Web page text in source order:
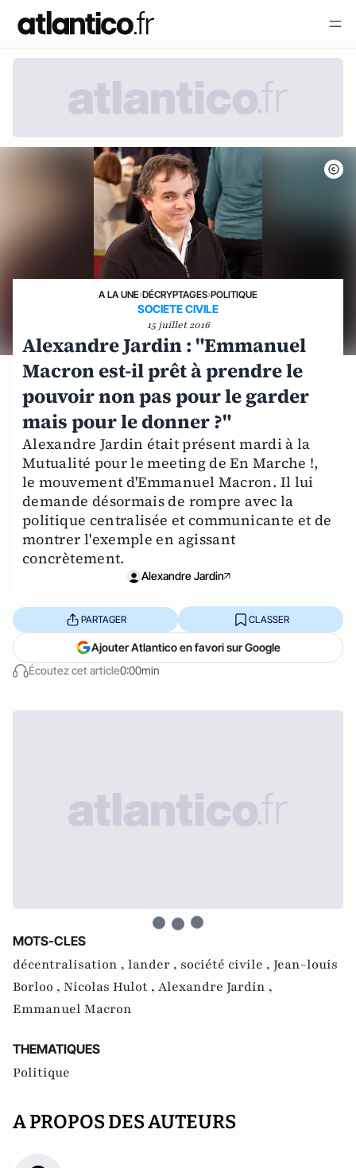
A LA UNE›DÉCRYPTAGES›POLITIQUE
SOCIETE CIVILE
15 juillet 2016
Alexandre Jardin : "Emmanuel
Macron est-il prêt à prendre le
pouvoir non pas pour le garder
mais pour le donner ?"
Alexandre Jardin était présent mardi à la
Mutualité pour le meeting de En Marche !,
le mouvement d'Emmanuel Macron. Il lui
demande désormais de rompre avec la
politique centralisée et communicante et de
montrer l'exemple en agissant
concrètement.
Alexandre Jardin
Écoutez cet article0:00min
PARTAGER CLASSER
Ajouter Atlantico en favori sur Google
MOTS-CLES
décentralisation , lander , société civile , Jean-louis
Borloo , Nicolas Hulot , Alexandre Jardin ,
Emmanuel Macron
THEMATIQUES
Politique
A PROPOS DES AUTEURS